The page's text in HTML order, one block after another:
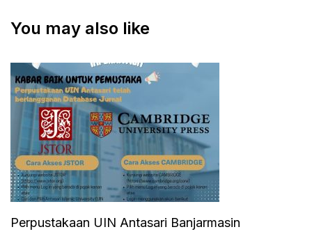
Perpustakaan Gelar
Cataloguing
Bertema Banjar dan
Melayu 2024
You may also like
Perpustakaan UIN Antasari Banjarmasin